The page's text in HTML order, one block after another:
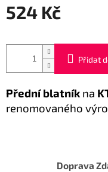
524 Kč
cena:
Přidat
Přední blatník na
renomovaného
Doprava